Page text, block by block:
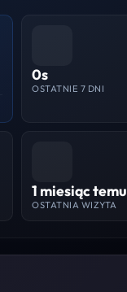
0s
OSTATNIE 7 DNI
1 miesiąc temu
OSTATNIA WIZYTA